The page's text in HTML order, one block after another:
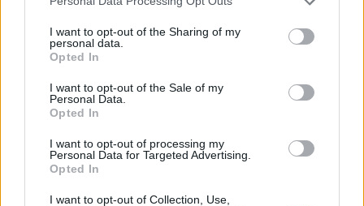
I want to opt-out of the Sharing of my
personal data.
Opted In
I want to opt-out of the Sale of my
Personal Data.
Opted In
I want to opt-out of processing my
Personal Data for Targeted Advertising.
Opted In
I want to opt-out of Collection, Use,